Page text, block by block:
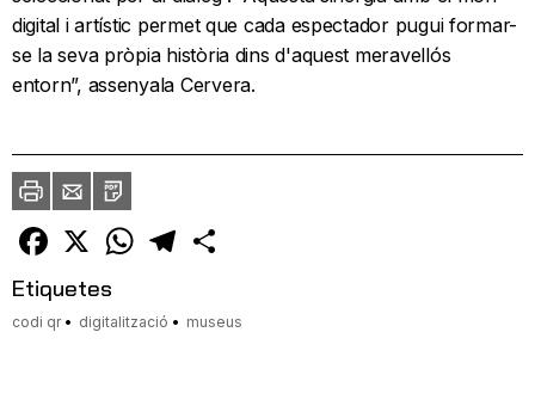
digital i artístic permet que cada espectador pugui formar-
se la seva pròpia història dins d'aquest meravellós
entorn”, assenyala Cervera.
ImprimirEnvia
un
amic
PDF
Facebook
X WhatsAppTelegram
Etiquetes
codi qr digitalització museus